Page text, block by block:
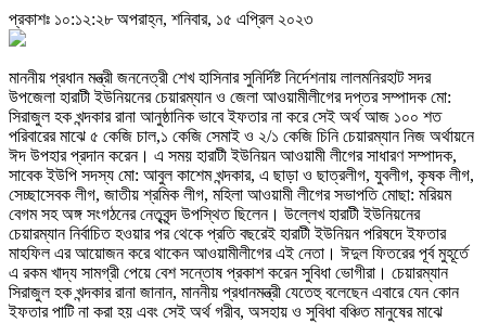
প্রকাশঃ ১০:১২:২৮ অপরাহ্ন, শনিবার, ১৫ এপ্রিল ২০২৩
মাননীয় প্রধান মন্ত্রী জননেত্রী শেখ হাসিনার সুনির্দিষ্ট নির্দেশনায় লালমনিরহাট সদর
উপজেলা হারাটী ইউনিয়নের চেয়ারম্যান ও জেলা আওয়ামীলীগের দপ্তর সম্পাদক মো:
সিরাজুল হক খন্দকার রানা আনুষ্ঠানিক ভাবে ইফতার না করে সেই অর্থ আজ ১০০ শত
পরিবারের মাঝে ৫ কেজি চাল,১ কেজি সেমাই ও ২/১ কেজি চিনি চেয়ারম্যান নিজ অর্থায়নে
ঈদ উপহার প্রদান করেন। এ সময় হারাটী ইউনিয়ন আওয়ামী লীগের সাধারণ সম্পাদক,
সাবেক ইউপি সদস্য মো: আবুল কাশেম খন্দকার, এ ছাড়া ও ছাত্রলীগ, যুবলীগ, কৃষক লীগ,
সেচ্ছাসেবক লীগ, জাতীয় শ্রমিক লীগ, মহিলা আওয়ামী লীগের সভাপতি মোছা: মরিয়ম
বেগম সহ অঙ্গ সংগঠনের নেতৃবৃন্দ উপস্থিত ছিলেন। উল্লেখ হারাটী ইউনিয়নের
চেয়ারম্যান নির্বাচিত হওয়ার পর থেকে প্রতি বছরেই হারাটী ইউনিয়ন পরিষদে ইফতার
মাহফিল এর আয়োজন করে থাকেন আওয়ামীলীগের এই নেতা। ঈদুল ফিতরের পূর্ব মুহূর্তে
এ রকম খাদ্য সামগ্রী পেয়ে বেশ সন্তোষ প্রকাশ করেন সুবিধা ভোগীরা। চেয়ারম্যান
সিরাজুল হক খন্দকার রানা জানান, মাননীয় প্রধানমন্ত্রী যেতেহু বলেছেন এবারে যেন কোন
ইফতার পাটি না করা হয় এবং সেই অর্থ গরীব, অসহায় ও সুবিধা বঞ্চিত মানুষের মাঝে